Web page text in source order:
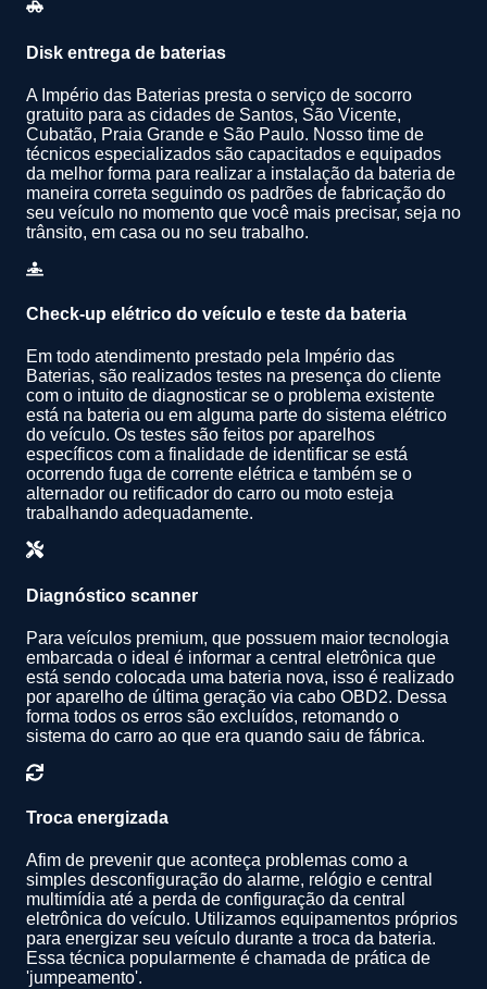
Disk entrega de baterias
A Império das Baterias presta o serviço de socorro
gratuito para as cidades de Santos, São Vicente,
Cubatão, Praia Grande e São Paulo. Nosso time de
técnicos especializados são capacitados e equipados
da melhor forma para realizar a instalação da bateria de
maneira correta seguindo os padrões de fabricação do
seu veículo no momento que você mais precisar, seja no
trânsito, em casa ou no seu trabalho.
Check-up elétrico do veículo e teste da bateria
Em todo atendimento prestado pela Império das
Baterias, são realizados testes na presença do cliente
com o intuito de diagnosticar se o problema existente
está na bateria ou em alguma parte do sistema elétrico
do veículo. Os testes são feitos por aparelhos
específicos com a finalidade de identificar se está
ocorrendo fuga de corrente elétrica e também se o
alternador ou retificador do carro ou moto esteja
trabalhando adequadamente.
Diagnóstico scanner
Para veículos premium, que possuem maior tecnologia
embarcada o ideal é informar a central eletrônica que
está sendo colocada uma bateria nova, isso é realizado
por aparelho de última geração via cabo OBD2. Dessa
forma todos os erros são excluídos, retomando o
sistema do carro ao que era quando saiu de fábrica.
Troca energizada
Afim de prevenir que aconteça problemas como a
simples desconfiguração do alarme, relógio e central
multimídia até a perda de configuração da central
eletrônica do veículo. Utilizamos equipamentos próprios
para energizar seu veículo durante a troca da bateria.
Essa técnica popularmente é chamada de prática de
'jumpeamento'.